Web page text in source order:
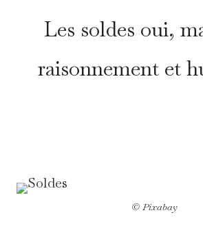
Les soldes oui,
raisonnement et
© Pixabay